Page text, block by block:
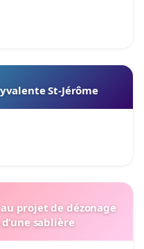
St-Jérôme
au projet de dézonage
sablière